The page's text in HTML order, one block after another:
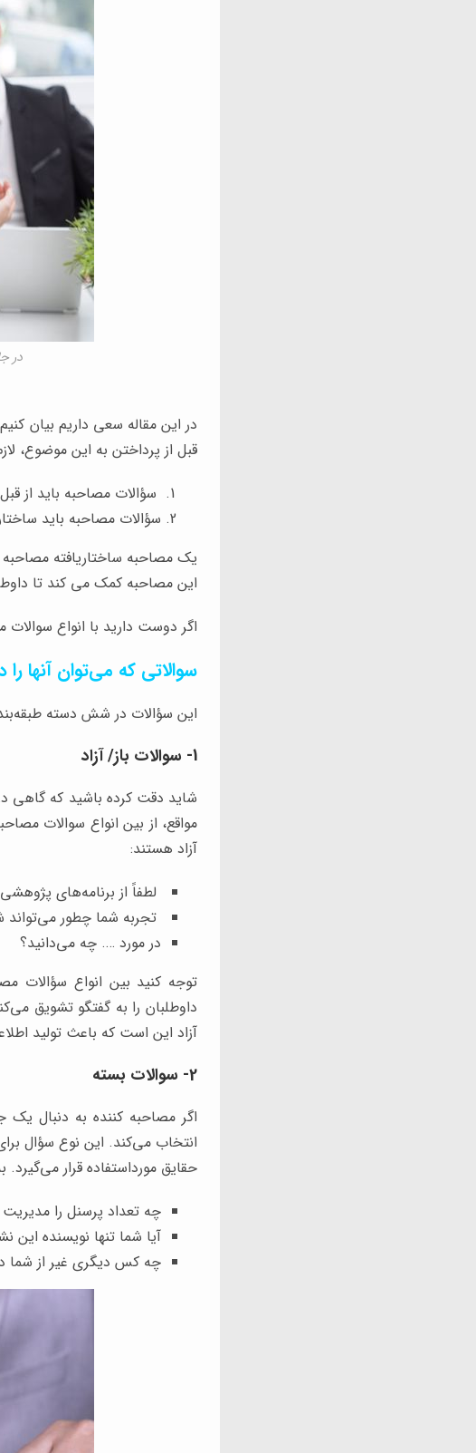
در
در این مقاله سعی داریم بیان
قبل از پرداختن به این موضوع،
سؤالات مصاحبه باید از
سؤالات مصاحبه باید
یک مصاحبه ساختاریافته
این مصاحبه کمک می کند تا
اگر دوست دارید با انواع
سوالاتی که می‌توان آنها
این سؤالات در شش دسته
1- سوالات باز/ آزاد
شاید دقت کرده باشید که گاهی
مواقع، از بین انواع سوالات
آزاد هستند:
لطفاً از برنامه‌های
تجربه شما چطور می‌تواند
در مورد …. چه می‌دانید؟
توجه کنید بین انواع سؤالات
داوطلبان را به گفتگو تشویق
آزاد این است که باعث تولید
2- سوالات بسته
اگر مصاحبه کننده به دنبال
انتخاب می‌کند. این نوع سؤال
حقایق مورداستفاده قرار
چه تعداد پرسنل را
آیا شما تنها نویسنده این
چه کس دیگری غیر از شما